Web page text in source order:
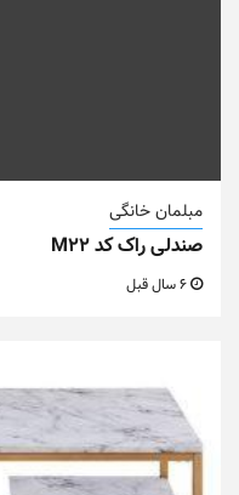
مبلمان خانگی
صندلی راک کد M22